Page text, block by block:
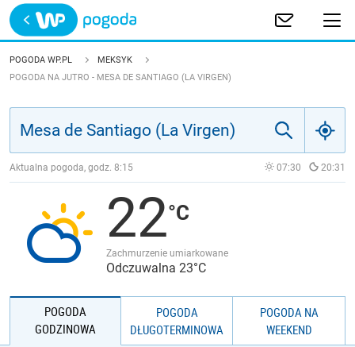
Trwa ładowanie
POLSKA
JAKOŚĆ POWIETRZA
POGODA WP.PL
MEKSYK
POGODA NA JUTRO - MESA DE SANTIAGO (LA VIRGEN)
Aktualna pogoda, godz. 8:15 07:30 20:31
22
Zachmurzenie umiarkowane
Odczuwalna 23°C
POGODA
GODZINOWA
POGODA
DŁUGOTERMINOWA
POGODA NA
WEEKEND